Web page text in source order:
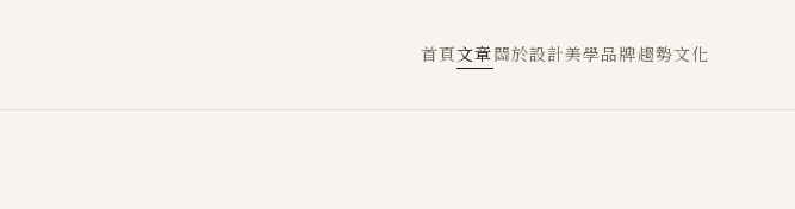
首頁文章關於設計美學品牌趨勢文化